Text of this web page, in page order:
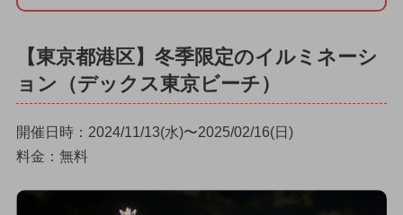
【東京都港区】冬季限定のイルミネーシ
ョン（デックス東京ビーチ）
開催日時：2024/11/13(水)〜2025/02/16(日)
料金：無料